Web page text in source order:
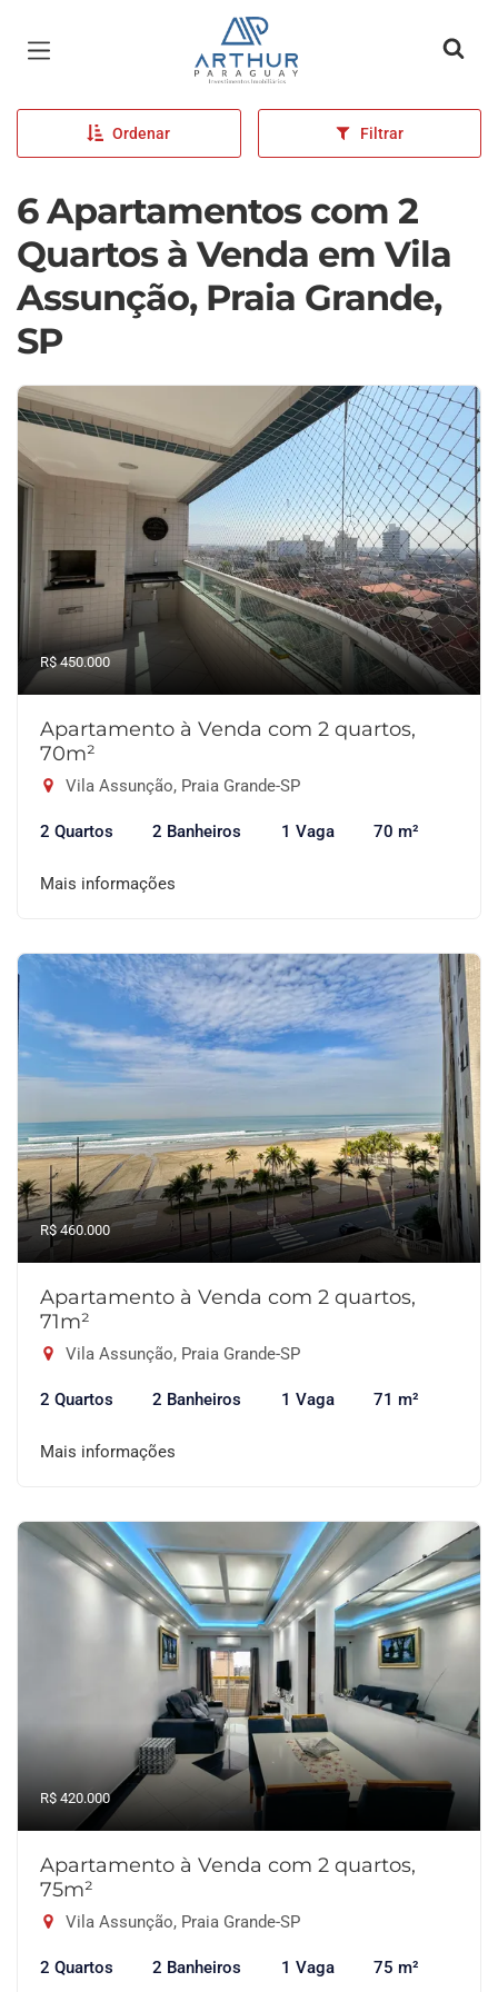
Página inicial
Ordenar Filtrar
6 Apartamentos com 2
Quartos à Venda em Vila
Assunção, Praia Grande,
SP
R$ 450.000
Apartamento à Venda com 2 quartos,
70m²
Vila Assunção, Praia Grande-SP
2 Quartos 2 Banheiros 1 Vaga 70 m²
Mais informações
R$ 460.000
Apartamento à Venda com 2 quartos,
71m²
Vila Assunção, Praia Grande-SP
2 Quartos 2 Banheiros 1 Vaga 71 m²
Mais informações
R$ 420.000
Apartamento à Venda com 2 quartos,
75m²
Vila Assunção, Praia Grande-SP
2 Quartos 2 Banheiros 1 Vaga 75 m²